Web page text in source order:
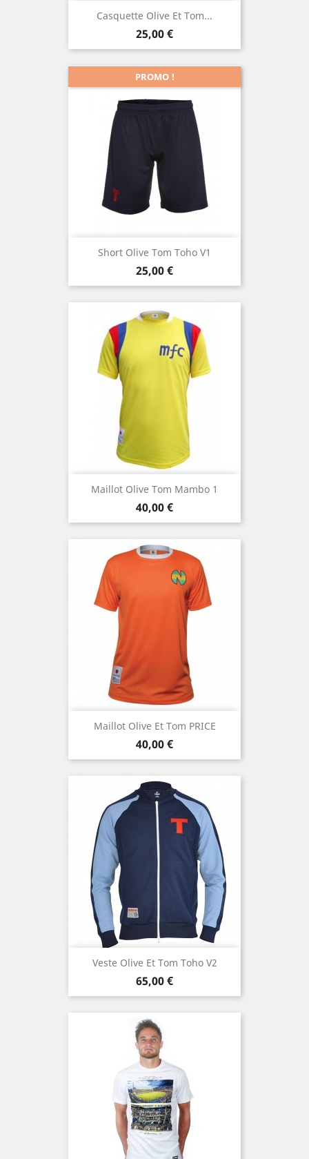
Casquette Olive Et Tom...
Prix
25,00 €
Short Olive Tom Toho V1
Prix
25,00 €
PROMO !
Maillot Olive Tom Mambo 1
Prix
40,00 €
Maillot Olive Et Tom PRICE
Prix
40,00 €
Veste Olive Et Tom Toho V2
Prix
65,00 €